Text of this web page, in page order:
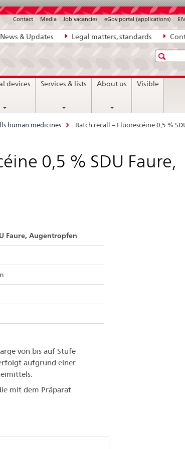
News & Updates Legal matters, standards
Contact Media Job vacancies eGov portal (applications)
Search
devices Services & lists About us Visible
human medicines Batch recall – Fluorescéine 0,5 %
0,5 % SDU Faure,
Faure, Augentropfen
von bis auf Stufe
aufgrund einer
mit dem Präparat